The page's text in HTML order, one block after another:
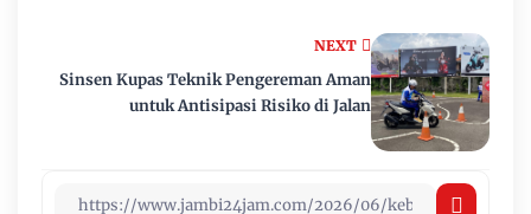
NEXT
Sinsen Kupas Teknik Pengereman Aman
untuk Antisipasi Risiko di Jalan